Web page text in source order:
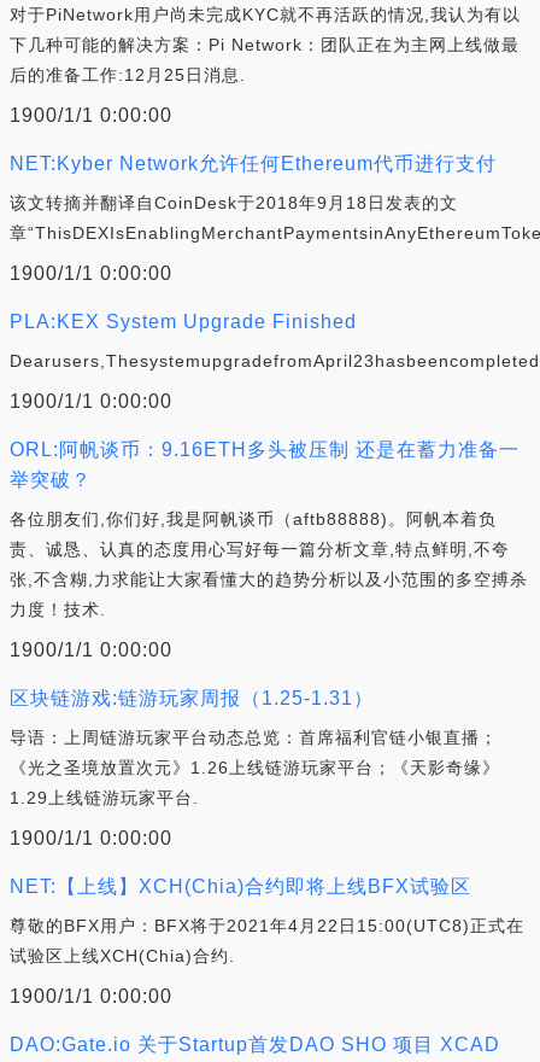
对于PiNetwork用户尚未完成KYC就不再活跃的情况,我认为有以
下几种可能的解决方案：Pi Network：团队正在为主网上线做最
后的准备工作:12月25日消息.
1900/1/1 0:00:00
NET:Kyber Network允许任何Ethereum代币进行支付
该文转摘并翻译自CoinDesk于2018年9月18日发表的文
章
1900/1/1 0:00:00
PLA:KEX System Upgrade Finished
1900/1/1 0:00:00
ORL:阿帆谈币：9.16ETH多头被压制 还是在蓄力准备一
举突破？
各位朋友们,你们好,我是阿帆谈币（aftb88888)。阿帆本着负
责、诚恳、认真的态度用心写好每一篇分析文章,特点鲜明,不夸
张,不含糊,力求能让大家看懂大的趋势分析以及小范围的多空搏杀
力度！技术.
1900/1/1 0:00:00
区块链游戏:链游玩家周报（1.25-1.31）
导语：上周链游玩家平台动态总览：首席福利官链小银直播；
《光之圣境放置次元》1.26上线链游玩家平台；《天影奇缘》
1.29上线链游玩家平台.
1900/1/1 0:00:00
NET:【上线】XCH(Chia)合约即将上线BFX试验区
尊敬的BFX用户：BFX将于2021年4月22日15:00(UTC8)正式在
试验区上线XCH(Chia)合约.
1900/1/1 0:00:00
DAO:Gate.io 关于Startup首发DAO SHO 项目 XCAD